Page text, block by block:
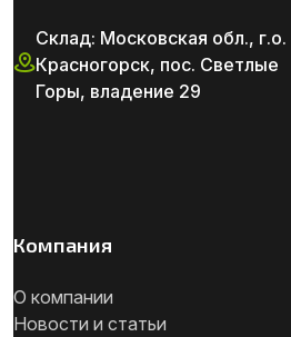
Склад: Московская обл., г.о.
Красногорск, пос. Светлые
Горы, владение 29
Компания
О компании
Новости и статьи